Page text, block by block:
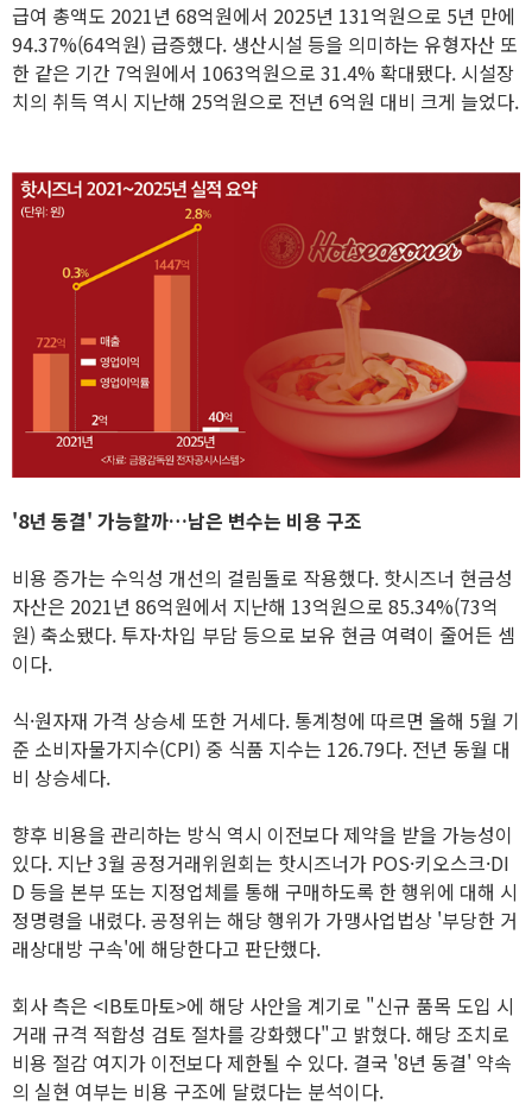
급여 총액도 2021년 68억원에서 2025년 131억원으로 5년 만에
94.37%(64억원) 급증했다. 생산시설 등을 의미하는 유형자산 또
한 같은 기간 7억원에서 1063억원으로 31.4% 확대됐다. 시설장
치의 취득 역시 지난해 25억원으로 전년 6억원 대비 크게 늘었다.
'8년 동결' 가능할까…남은 변수는 비용 구조
비용 증가는 수익성 개선의 걸림돌로 작용했다. 핫시즈너 현금성
자산은 2021년 86억원에서 지난해 13억원으로 85.34%(73억
원) 축소됐다. 투자·차입 부담 등으로 보유 현금 여력이 줄어든 셈
이다.
식·원자재 가격 상승세 또한 거세다. 통계청에 따르면 올해 5월 기
준 소비자물가지수(CPI) 중 식품 지수는 126.79다. 전년 동월 대
비 상승세다.
향후 비용을 관리하는 방식 역시 이전보다 제약을 받을 가능성이
있다. 지난 3월 공정거래위원회는 핫시즈너가 POS·키오스크·DI
D 등을 본부 또는 지정업체를 통해 구매하도록 한 행위에 대해 시
정명령을 내렸다. 공정위는 해당 행위가 가맹사업법상 '부당한 거
래상대방 구속'에 해당한다고 판단했다.
회사 측은 <IB토마토>에 해당 사안을 계기로 "신규 품목 도입 시
거래 규격 적합성 검토 절차를 강화했다"고 밝혔다. 해당 조치로
비용 절감 여지가 이전보다 제한될 수 있다. 결국 '8년 동결' 약속
의 실현 여부는 비용 구조에 달렸다는 분석이다.